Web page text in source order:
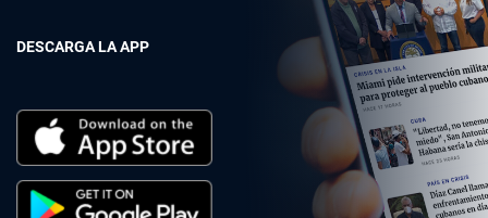
DESCARGA LA APP